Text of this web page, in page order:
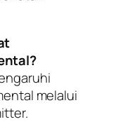
melalui